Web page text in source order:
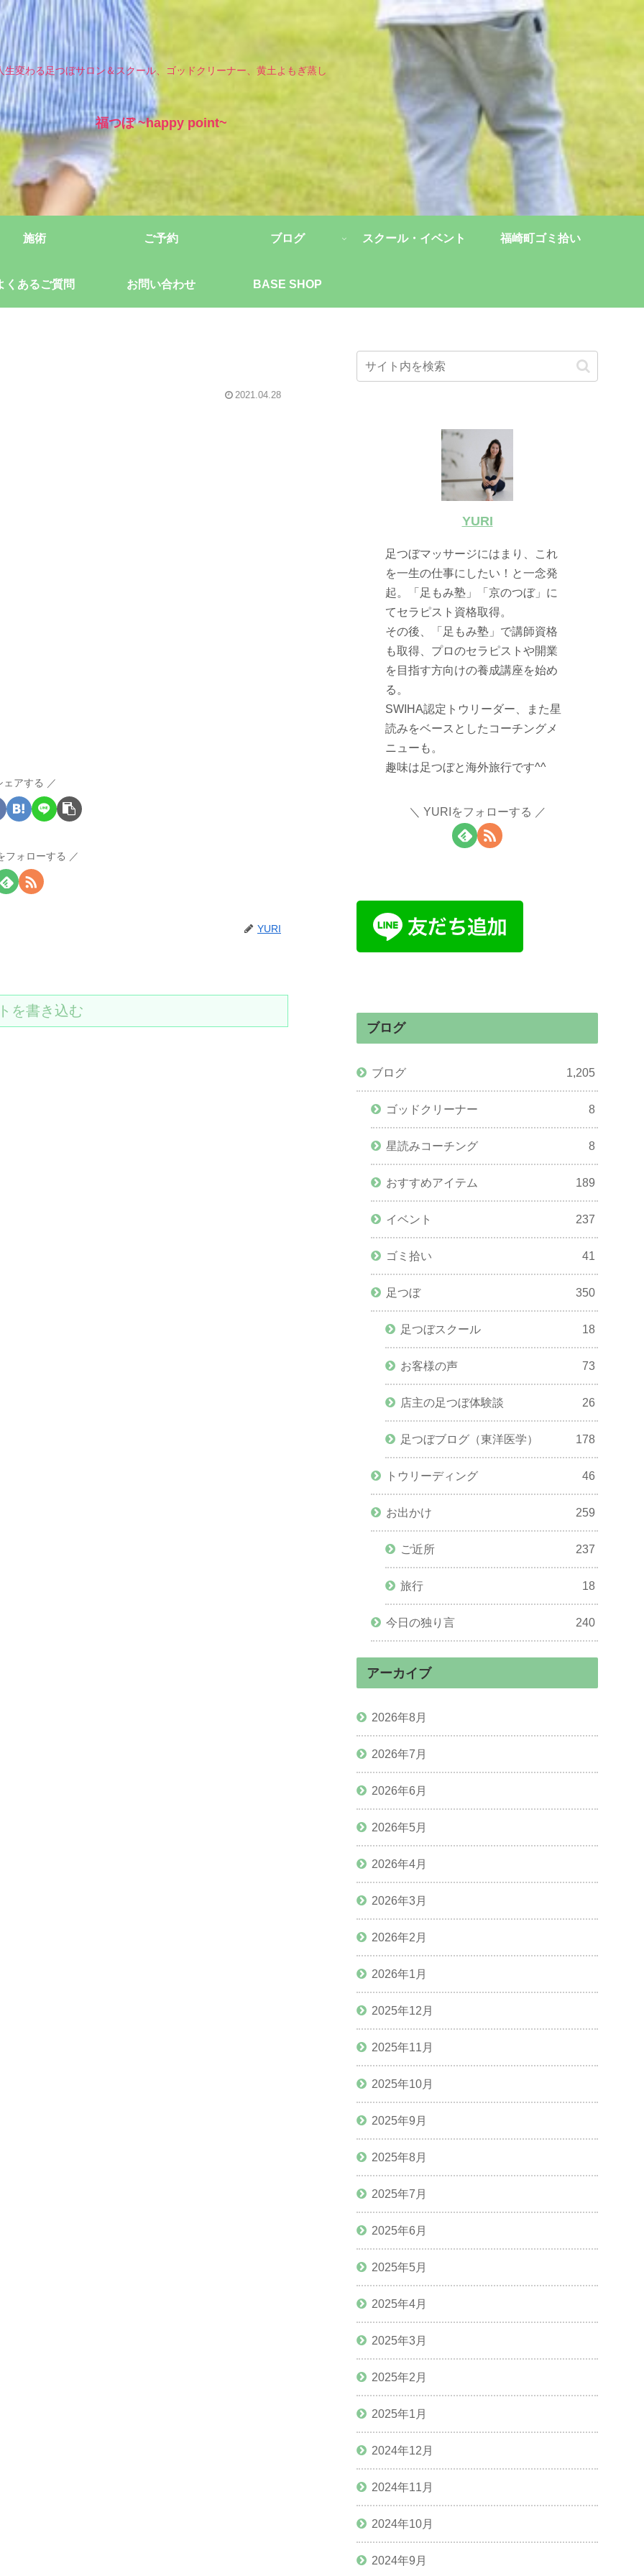
生変わる足つぼサロン＆スクール、ゴッドクリーナー、黄土よもぎ蒸し
福つぼ ~happy point~
施術 ご予約 ブログ スクール・イベント 福崎町ゴミ拾い
くあるご質問 お問い合わせ BASE SHOP
2021.04.28
ェアする
フォローする
YURI
を書き込む
YURI
足つぼマッサージにはまり、これ
を一生の仕事にしたい！と一念発
起。「足もみ塾」「京のつぼ」に
てセラピスト資格取得。
その後、「足もみ塾」で講師資格
も取得、プロのセラピストや開業
を目指す方向けの養成講座を始め
る。
SWIHA認定トウリーダー、また星
読みをベースとしたコーチングメ
ニューも。
趣味は足つぼと海外旅行です^^
YURIをフォローする
ブログ
ブログ 1,205
ゴッドクリーナー 8
星読みコーチング 8
おすすめアイテム 189
イベント 237
ゴミ拾い 41
足つぼ 350
足つぼスクール 18
お客様の声 73
店主の足つぼ体験談 26
足つぼブログ（東洋医学） 178
トウリーディング 46
お出かけ 259
ご近所 237
旅行 18
今日の独り言 240
アーカイブ
2026年8月
2026年7月
2026年6月
2026年5月
2026年4月
2026年3月
2026年2月
2026年1月
2025年12月
2025年11月
2025年10月
2025年9月
2025年8月
2025年7月
2025年6月
2025年5月
2025年4月
2025年3月
2025年2月
2025年1月
2024年12月
2024年11月
2024年10月
2024年9月